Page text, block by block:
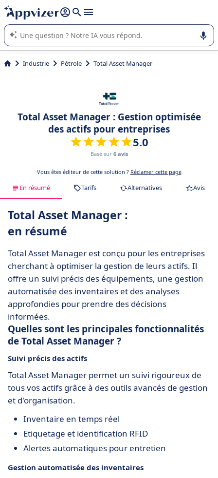
répondre (plusieurs lignes avec
L'IA de Appvizer vous guide dans l'utilisation ou la sélection de
logiciel SaaS en entreprise.
Industrie Pétrole Total Asset Manager
Total Asset Manager : Gestion optimisée
des actifs pour entreprises
5.0
Basé sur 6 avis
Vous êtes éditeur de cette solution ? Réclamer cette page
En résumé Tarifs Alternatives Avis
Total Asset Manager :
en résumé
Total Asset Manager est conçu pour les entreprises
cherchant à optimiser la gestion de leurs actifs. Il
offre un suivi précis des équipements, une gestion
automatisée des inventaires et des analyses
approfondies pour prendre des décisions
informées.
Quelles sont les principales fonctionnalités
de Total Asset Manager ?
Suivi précis des actifs
Total Asset Manager permet un suivi rigoureux de
tous vos actifs grâce à des outils avancés de gestion
et d'organisation.
Inventaire en temps réel
Etiquetage et identification RFID
Alertes automatiques pour entretien
Gestion automatisée des inventaires